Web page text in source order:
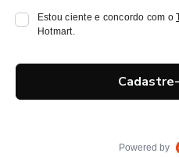
Estou ciente e concordo com o
Hotmart.
Powered by